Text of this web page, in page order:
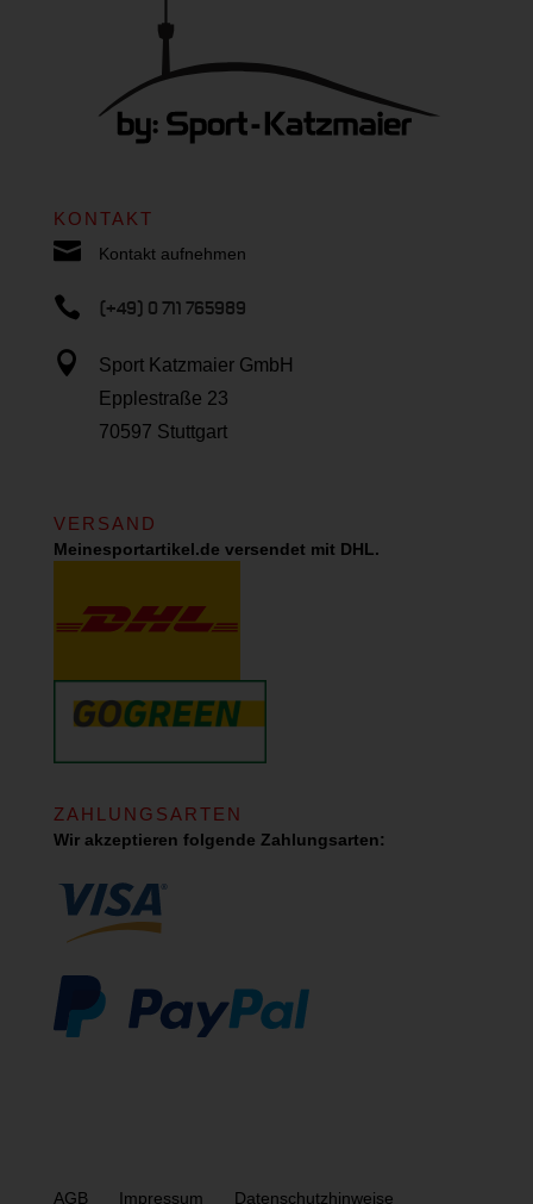
KONTAKT
 Kontakt aufnehmen
 (+49) 0 711 765989

Sport Katzmaier GmbH
Epplestraße 23
70597 Stuttgart
VERSAND
Meinesportartikel.de versendet mit DHL.
ZAHLUNGSARTEN
Wir akzeptieren folgende Zahlungsarten:
AGB Impressum Datenschutzhinweise